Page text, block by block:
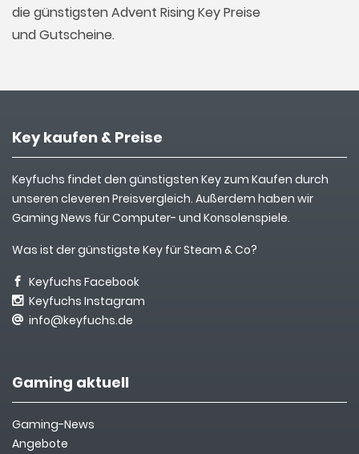
die günstigsten Advent Rising Key Preise
und Gutscheine.
Key kaufen & Preise
Keyfuchs findet den günstigsten Key zum Kaufen durch
unseren cleveren Preisvergleich. Außerdem haben wir
Gaming News für Computer- und Konsolenspiele.
Was ist der günstigste Key für Steam & Co?
Keyfuchs Facebook
Keyfuchs Instagram
info@keyfuchs.de
Gaming aktuell
Gaming-News
Angebote